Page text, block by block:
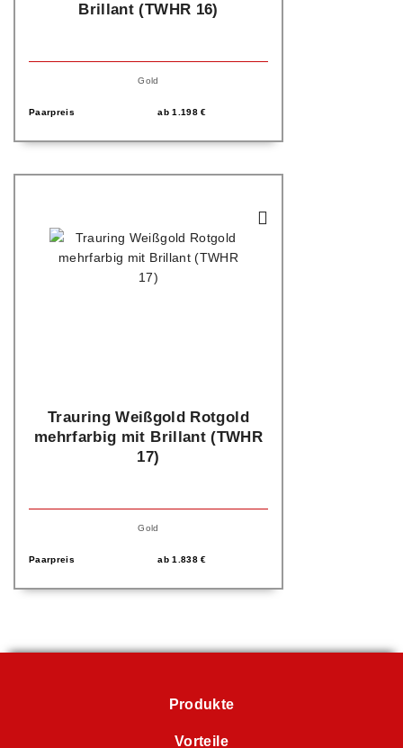
Brillant (TWHR 16)
Gold
Paarpreis ab1.198€
Trauring Weißgold Rotgold
mehrfarbig mit Brillant (TWHR
17)
Gold
Paarpreis ab1.838€
Produkte
Vorteile